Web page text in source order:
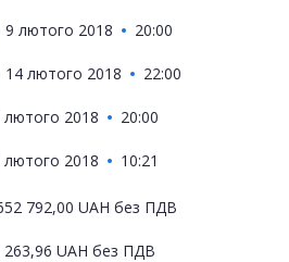
9 лютого 2018 20:00
14 лютого 2018 22:00
лютого 2018 20:00
лютого 2018 10:21
792,00 UAH без ПДВ
263,96 UAH без ПДВ